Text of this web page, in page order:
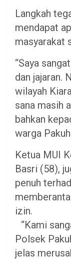
Langkah
mendapat
masyarakat
“Saya
dan jajaran.
wilayah
sana masih
bahkan
warga
Ketua MUI
Basri (58),
penuh
izin.
“Kami
Polsek
jelas